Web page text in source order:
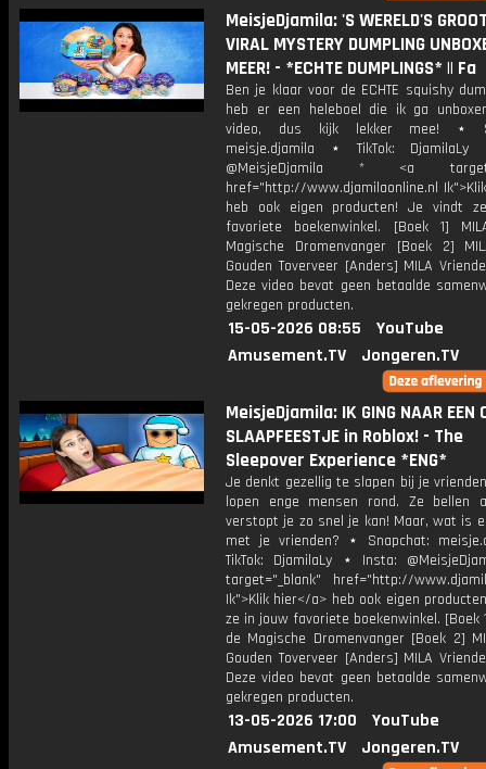
MeisjeDjamila: 'S WERELD'S
VIRAL MYSTERY DUMPLING
MEER! - *ECHTE DUMPLINGS* || Fa
Ben je klaar voor de ECHTE squishy
heb er een heleboel die ik ga
video, dus kijk lekker mee! ⋆
meisje.djamila ⋆ TikTok:
@MeisjeDjamila * <a
href="http://www.djamilaonline.nl
heb ook eigen producten! Je vindt
favoriete boekenwinkel. [Boek 1]
Magische Dromenvanger [Boek 2]
Gouden Toverveer [Anders] MILA
Deze video bevat geen betaalde
gekregen producten.
15-05-2026 08:55
YouTube
Amusement.TV
Jongeren.TV
MeisjeDjamila: IK GING NAAR EEN
SLAAPFEESTJE in Roblox! - The
Sleepover Experience *ENG*
Je denkt gezellig te slapen bij je
lopen enge mensen rond. Ze bellen
verstopt je zo snel je kan! Maar, wat is
met je vrienden? ⋆ Snapchat:
TikTok: DjamilaLy ⋆ Insta:
target="_blank" href="http://
Ik">Klik hier</a> heb ook eigen
ze in jouw favoriete boekenwinkel. [Boek
de Magische Dromenvanger [Boek 2]
Gouden Toverveer [Anders] MILA
Deze video bevat geen betaalde
gekregen producten.
13-05-2026 17:00
YouTube
Amusement.TV
Jongeren.TV